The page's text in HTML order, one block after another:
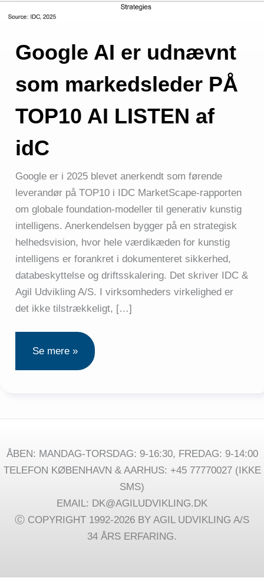
Google AI er udnævnt
som markedsleder PÅ
TOP10 AI LISTEN af
idC
Google er i 2025 blevet anerkendt som førende
leverandør på TOP10 i IDC MarketScape-rapporten
om globale foundation-modeller til generativ kunstig
intelligens. Anerkendelsen bygger på en strategisk
helhedsvision, hvor hele værdikæden for kunstig
intelligens er forankret i dokumenteret sikkerhed,
databeskyttelse og driftsskalering. Det skriver IDC &
Agil Udvikling A/S. I virksomheders virkelighed er
det ikke tilstrækkeligt, […]
Google
er
TOP10
af
Se mere »
ÅBEN: MANDAG-TORSDAG: 9-16:30, FREDAG: 9-14:00
TELEFON KØBENHAVN & AARHUS: +45 77770027 (IKKE
SMS)
EMAIL: DK@AGILUDVIKLING.DK
Ⓒ COPYRIGHT 1992-2026 BY AGIL UDVIKLING A/S
34 ÅRS ERFARING.